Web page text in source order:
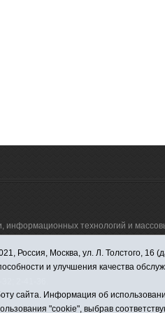
информационных технологий и
(627570, Тюменская обл.,
Россия, Москва, ул. Л. Толстого, 16
и улучшения качества
сайта. Информация об
"cookie", выбрав